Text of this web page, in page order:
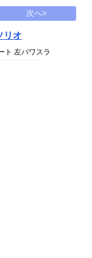
次へ>
リオ
ト 左パワスラ